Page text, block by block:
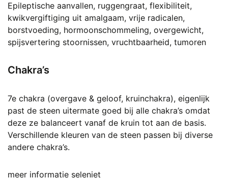
Epileptische aanvallen, ruggengraat, flexibiliteit,
kwikvergiftiging uit amalgaam, vrije radicalen,
borstvoeding, hormoonschommeling, overgewicht,
spijsvertering stoornissen, vruchtbaarheid, tumoren
Chakra’s
7e chakra (overgave & geloof, kruinchakra), eigenlijk
past de steen uitermate goed bij alle chakra’s omdat
deze ze balanceert vanaf de kruin tot aan de basis.
Verschillende kleuren van de steen passen bij diverse
andere chakra’s.
meer informatie seleniet